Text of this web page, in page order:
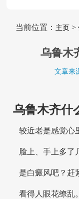
当前位置： 主页>
乌鲁木
文章来
乌鲁木齐什
较近老是感觉心
脸上、手上多
是白癜风吧？赶
看得人眼花缭乱